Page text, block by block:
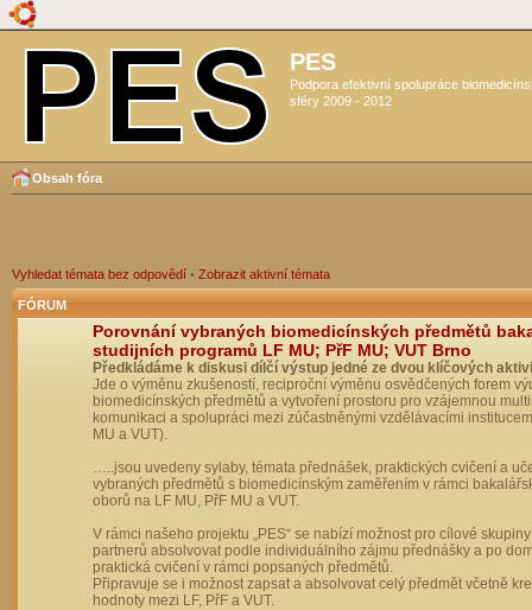
PES
Podpora efektivní spolupráce
sféry 2009 - 2012
Obsah fóra
Vyhledat témata bez odpovědí • Zobrazit aktivní témata
FÓRUM
Porovnání vybraných biomedicínských předmětů
studijních programů LF MU; PřF MU; VUT Brno
Předkládáme k diskusi dílčí výstup jedné ze dvou klíčových
Jde o výměnu zkušeností, reciproční výměnu osvědčených forem
biomedicínských předmětů a vytvoření prostoru pro vzájemnou
komunikaci a spolupráci mezi zúčastněnými vzdělávacími
MU a VUT).
…..jsou uvedeny sylaby, témata přednášek, praktických cvičení a
vybraných předmětů s biomedicínským zaměřením v rámci
oborů na LF MU, PřF MU a VUT.
V rámci našeho projektu „PES“ se nabízí možnost pro cílové
partnerů absolvovat podle individuálního zájmu přednášky a po
praktická cvičení v rámci popsaných předmětů.
Připravuje se i možnost zapsat a absolvovat celý předmět včetně
hodnoty mezi LF, PřF a VUT.